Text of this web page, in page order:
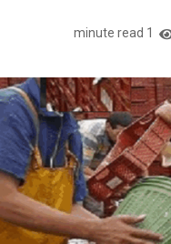
1 minute read